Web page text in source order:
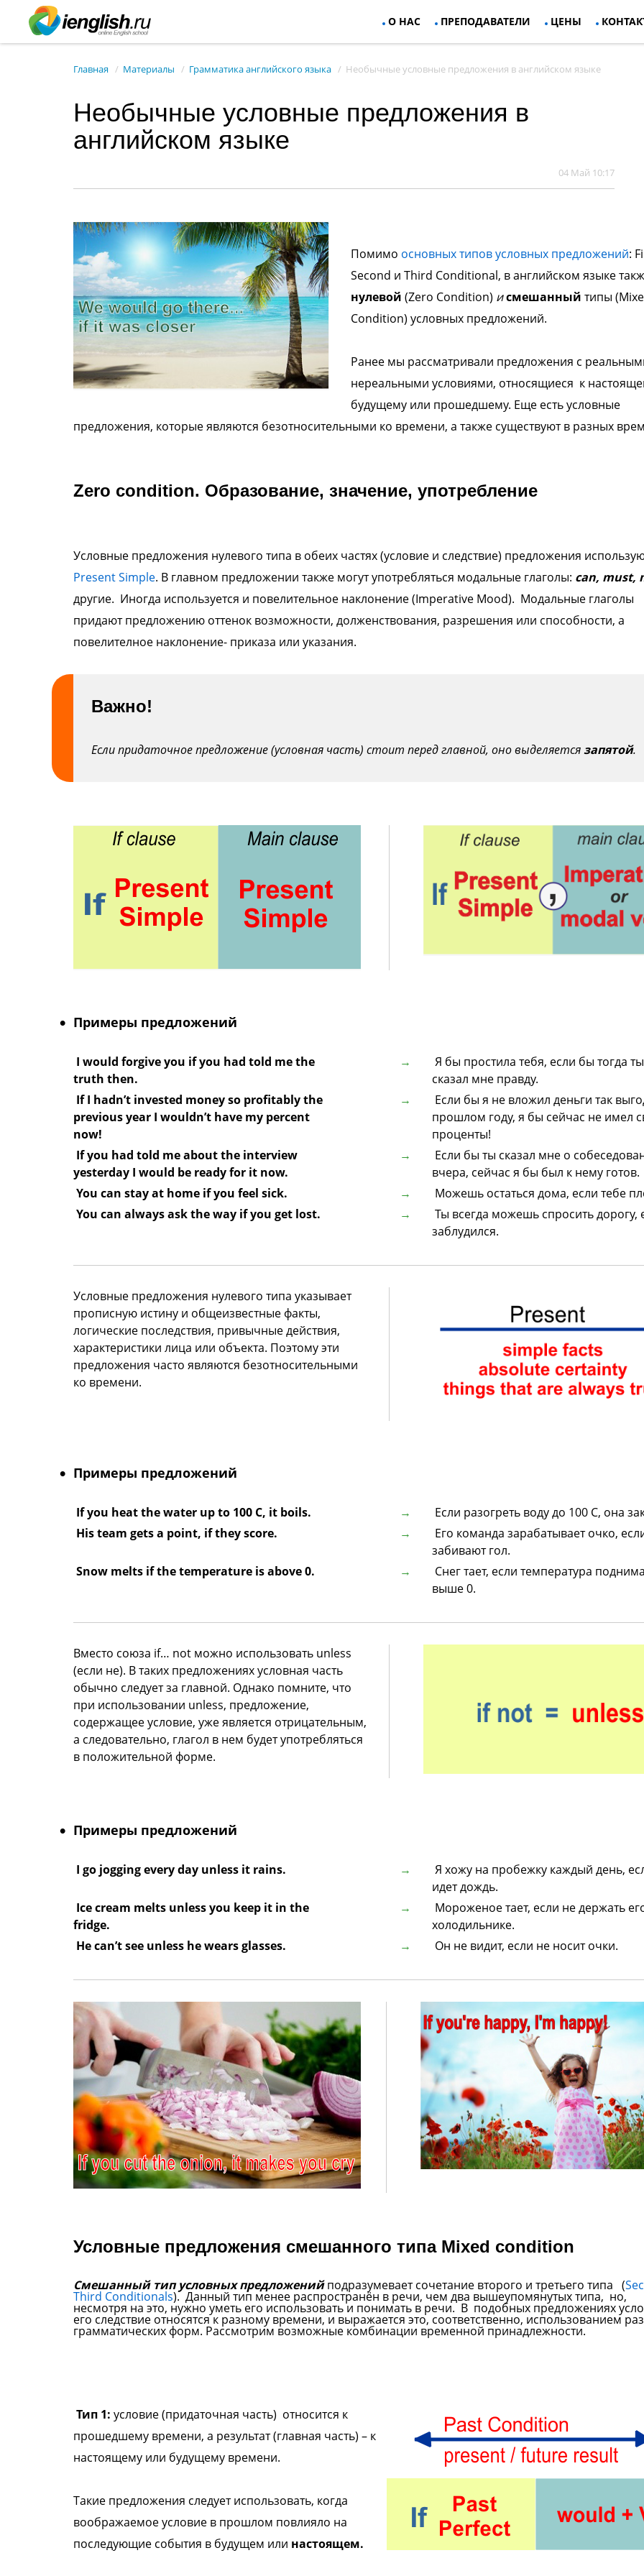
О НАС ПРЕПОДАВАТЕЛИ ЦЕНЫ
Главная Материалы Грамматика английского языка Необычные условные предложения в английском языке
Необычные условные предложения в
английском языке
04 Май 10:17
Помимо основных типов условных предложений:
Second и Third Conditional, в английском языке
нулевой (Zero Condition) исмешанный типы
Condition) условных предложений.
Ранее мы рассматривали предложения с
нереальными условиями, относящиеся к
будущему или прошедшему. Еще есть условные
предложения, которые являются безотносительными ко времени, а также существуют в разных
Zero condition. Образование, значение, употребление
Условные предложения нулевого типа в обеих частях (условие и следствие) предложения
Present Simple. В главном предложении также могут употребляться модальные глаголы: can, must,
другие. Иногда используется и повелительное наклонение (Imperative Mood). Модальные глаголы
придают предложению оттенок возможности, долженствования, разрешения или способности, а
повелителное наклонение- приказа или указания.
Важно!
Если придаточное предложение (условная часть) стоит перед главной, оно выделяетсязапятой.
Примеры предложений
I would forgive you if you had told me the
truth then.
Я бы простила тебя, если бы тогда ты
сказал мне правду.
If I hadn’t invested money so profitably the
previous year I wouldn’t have my percent
now!
Если бы я не вложил деньги так
прошлом году, я бы сейчас не имел
проценты!
If you had told me about the interview
yesterday I would be ready for it now.
Если бы ты сказал мне о
вчера, сейчас я бы был к нему готов.
You can stay at home if you feel sick.
Можешь остаться дома, если тебе
You can always ask the way if you get lost.
Ты всегда можешь спросить дорогу,
заблудился.
Условные предложения нулевого типа указывает
прописную истину и общеизвестные факты,
логические последствия, привычные действия,
характеристики лица или объекта. Поэтому эти
предложения часто являются безотносительными
ко времени.
Примеры предложений
If you heat the water up to 100 C, it boils.
Если разогреть воду до 100 С, она
His team gets a point, if they score.
Его команда зарабатывает очко,
забивают гол.
Snow melts if the temperature is above 0.
Снег тает, если температура
выше 0.
Вместо союза if… not можно использовать unless
(если не). В таких предложениях условная часть
обычно следует за главной. Однако помните, что
при использовании unless, предложение,
содержащее условие, уже является отрицательным,
а следовательно, глагол в нем будет употребляться
в положительной форме.
Примеры предложений
I go jogging every day unless it rains.
Я хожу на пробежку каждый день,
идет дождь.
Ice cream melts unless you keep it in the
fridge.
Мороженое тает, если не держать
холодильнике.
He can’t see unless he wears glasses.
Он не видит, если не носит очки.
Условные предложения смешанного типа Mixed condition
Смешанный тип условных предложенийподразумевает сочетание второго и третьего типа (
Third Conditionals). Данный тип менее распространён в речи, чем два вышеупомянутых типа, но,
несмотря на это, нужно уметь его использовать и понимать в речи. В подобных предложениях
его следствие относятся к разному времени, и выражается это, соответственно, использованием
грамматических форм. Рассмотрим возможные комбинации временной принадлежности.
Тип 1: условие (придаточная часть) относится к
прошедшему времени, а результат (главная часть) – к
настоящему или будущему времени.
Такие предложения следует использовать, когда
воображаемое условие в прошлом повлияло на
последующие события в будущем или настоящем.